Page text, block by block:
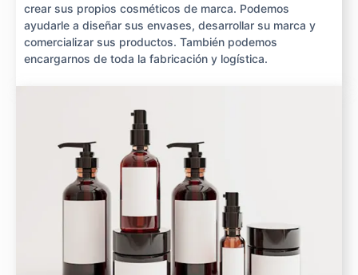
crear sus propios cosméticos de marca. Podemos
ayudarle a diseñar sus envases, desarrollar su marca y
comercializar sus productos. También podemos
encargarnos de toda la fabricación y logística.